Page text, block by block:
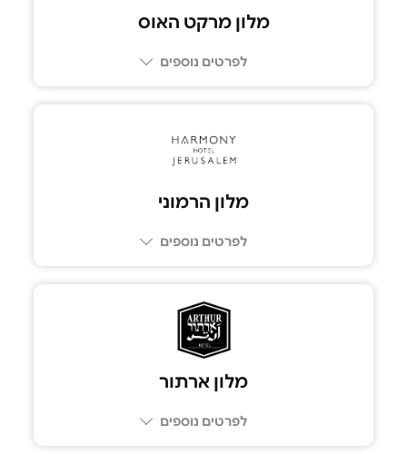
מלון מרקט האוס
לפרטים נוספים
מלון הרמוני
לפרטים נוספים
מלון ארתור
לפרטים נוספים